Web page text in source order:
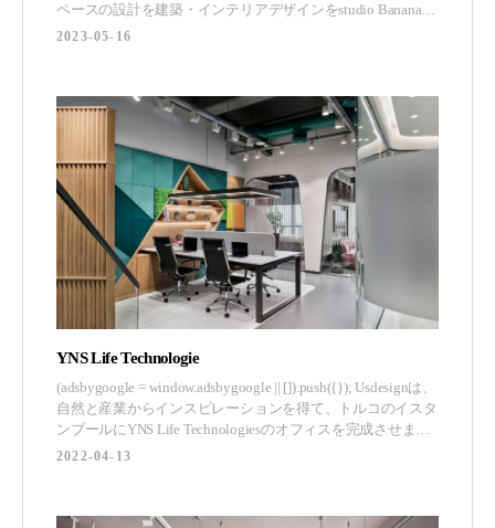
ペースの設計を建築・インテリアデザインをstudio Bananaに
依頼しました。 (adsbygoogle = window.adsbygoogle ||
2023-05-16
YNS Life Technologie
(adsbygoogle = window.adsbygoogle || []).push({}); Usdesignは、
自然と産業からインスピレーションを得て、トルコのイスタ
ンブールにYNS Life Technologiesのオフィスを完成させまし
た。 温かく親しみやすいオフィスの雰囲気の中で、仕事の
2022-04-13